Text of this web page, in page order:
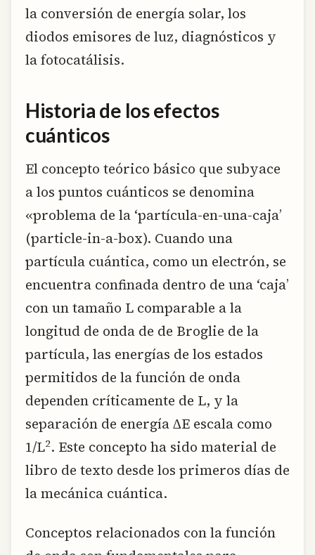
la conversión de energía solar, los
diodos emisores de luz, diagnósticos y
la fotocatálisis.
Historia de los efectos
cuánticos
El concepto teórico básico que subyace
a los puntos cuánticos se denomina
«problema de la ‘partícula-en-una-caja’
(particle-in-a-box). Cuando una
partícula cuántica, como un electrón, se
encuentra confinada dentro de una ‘caja’
con un tamaño L comparable a la
longitud de onda de de Broglie de la
partícula, las energías de los estados
permitidos de la función de onda
dependen críticamente de L, y la
separación de energía ∆E escala como
1/L2. Este concepto ha sido material de
libro de texto desde los primeros días de
la mecánica cuántica.
Conceptos relacionados con la función